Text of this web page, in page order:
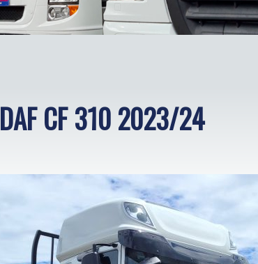
DAF CF 310 2023/24